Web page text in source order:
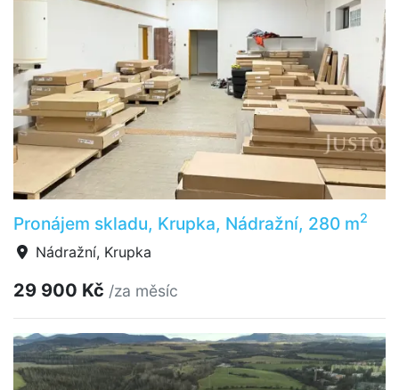
Pronájem skladu, Krupka, Nádražní, 280 m2
Nádražní, Krupka
29 900 Kč /za měsíc